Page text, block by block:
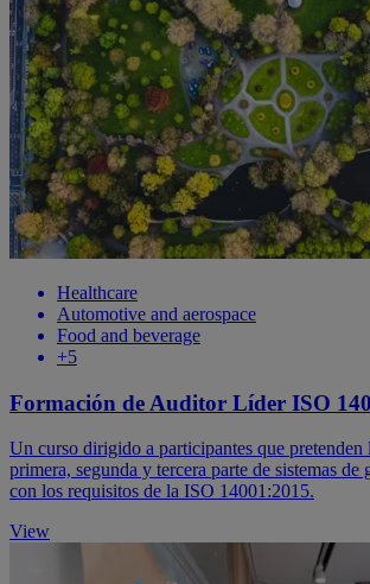
Healthcare
Automotive and aerospace
Food and beverage
+5
Formación de Auditor Líder ISO
Un curso dirigido a participantes que pretenden
primera, segunda y tercera parte de sistemas de
con los requisitos de la ISO 14001:2015.
View